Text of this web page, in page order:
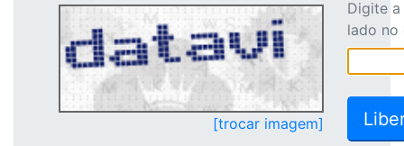
[trocar imagem]
Digite
lado no